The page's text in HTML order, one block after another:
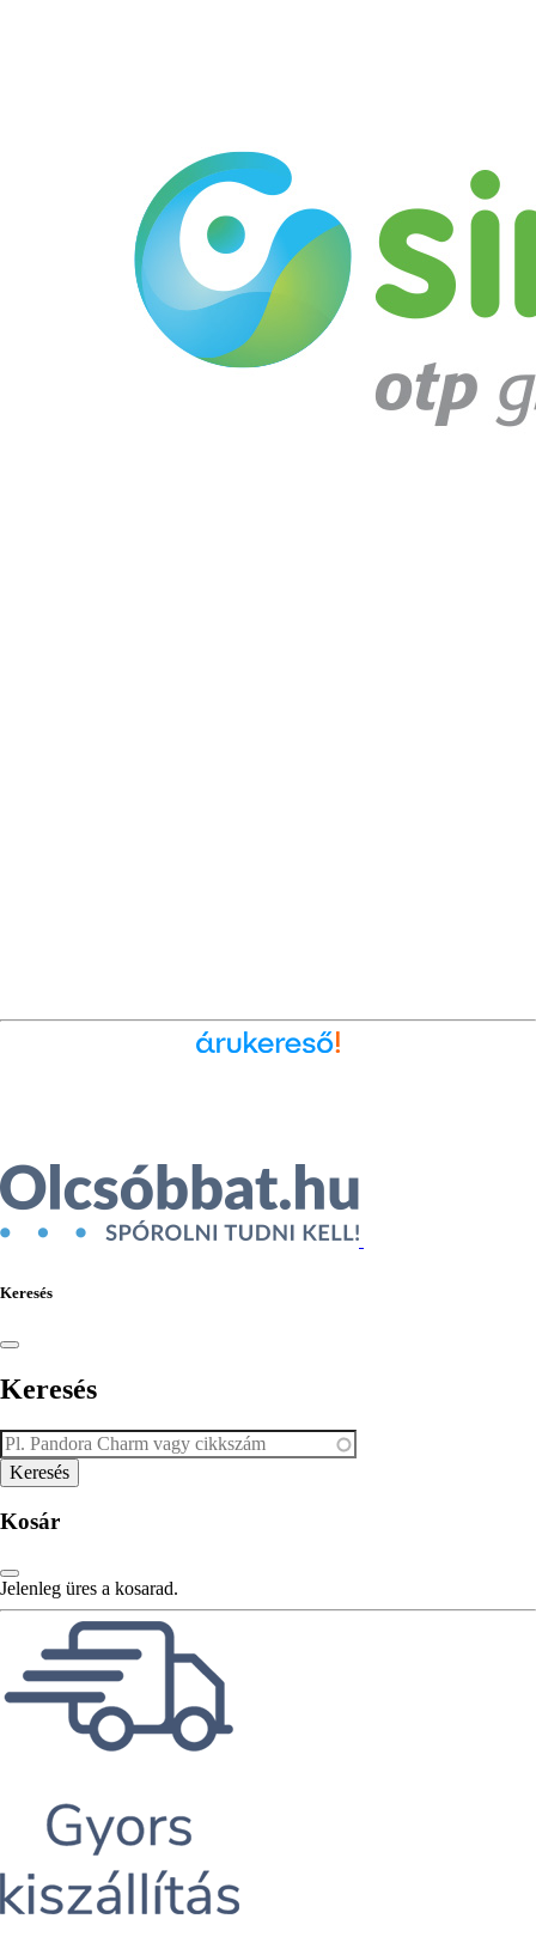
Keresés
Keresés
Kosár
Jelenleg üres a kosarad.